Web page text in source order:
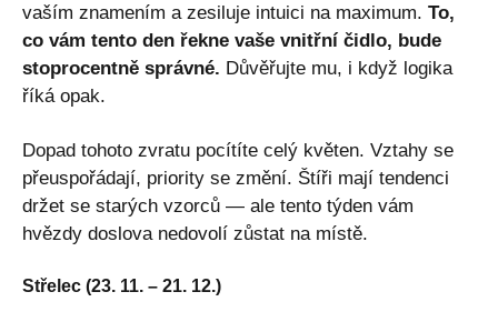
vaším znamením a zesiluje intuici na maximum. To,
co vám tento den řekne vaše vnitřní čidlo, bude
stoprocentně správné. Důvěřujte mu, i když logika
říká opak.
Dopad tohoto zvratu pocítíte celý květen. Vztahy se
přeuspořádají, priority se změní. Štíři mají tendenci
držet se starých vzorců — ale tento týden vám
hvězdy doslova nedovolí zůstat na místě.
Střelec (23. 11. – 21. 12.)